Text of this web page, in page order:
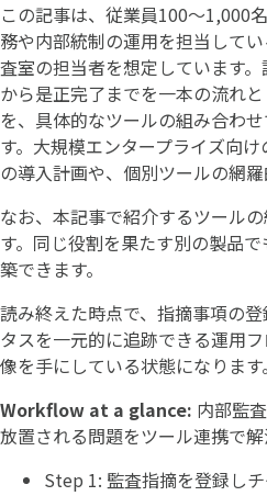
この記事は、従業員100〜1,000
務や内部統制の運用を担当して
査室の担当者を想定しています
から是正完了までを一本の流れ
を、具体的なツールの組み合わ
す。大規模エンタープライズ向
の導入計画や、個別ツールの網
なお、本記事で紹介するツール
す。同じ役割を果たす別の製品
築できます。
読み終えた時点で、指摘事項の
タスを一元的に追跡できる運用
像を手にしている状態になります。
Workflow at a glance: 内部監
放置される問題をツール連携で
Step 1: 監査指摘を登録し